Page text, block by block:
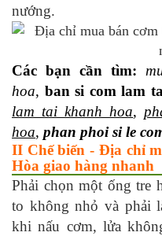
nướng.
Các bạn cần tìm:
hoa, ban si com lam
lam tai khanh hoa,
hoa, phan phoi si le
II Chế biến - Địa chỉ
Hòa giao hàng nhanh
Phải chọn một ống tre
to không nhỏ và phải
khi nấu cơm, lửa